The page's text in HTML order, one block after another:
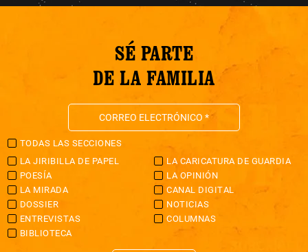
SÉ PARTE
DE LA FAMILIA
TODAS LAS SECCIONES
LA JIRIBILLA DE PAPEL
LA CARICATURA DE GUARDIA
POESÍA
LA OPINIÓN
LA MIRADA
CANAL DIGITAL
DOSSIER
NOTICIAS
ENTREVISTAS
COLUMNAS
BIBLIOTECA